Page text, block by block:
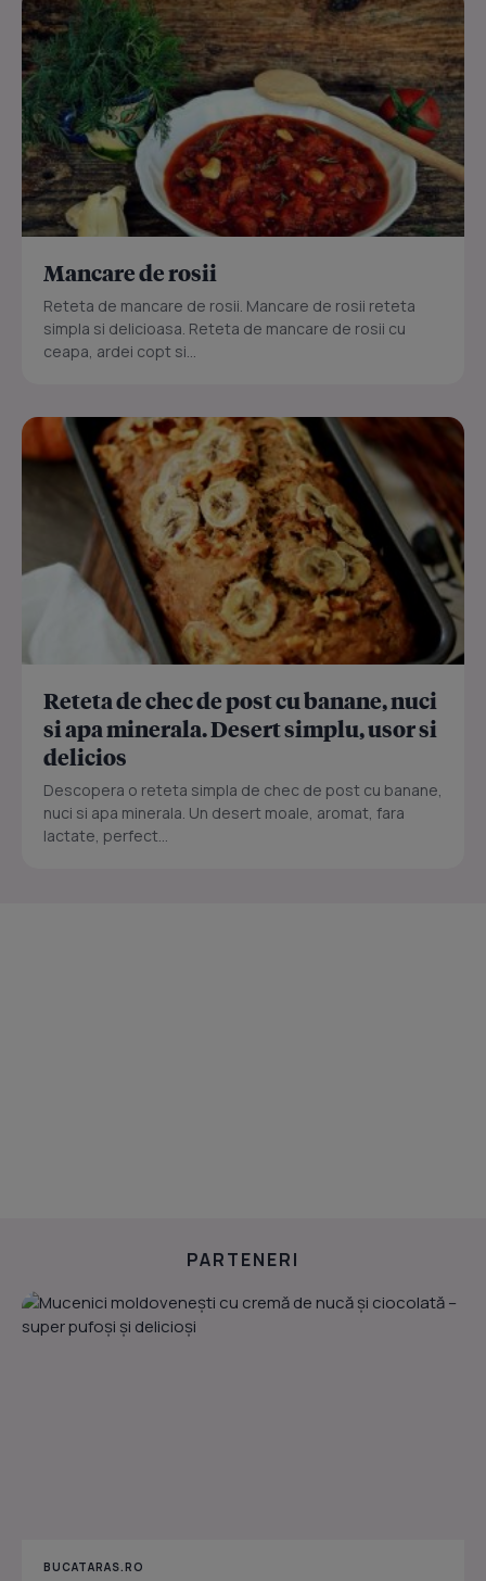
Mancare de rosii
Reteta de mancare de rosii. Mancare de rosii reteta
simpla si delicioasa. Reteta de mancare de rosii cu
ceapa, ardei copt si...
Reteta de chec de post cu banane, nuci
si apa minerala. Desert simplu, usor si
delicios
Descopera o reteta simpla de chec de post cu banane,
nuci si apa minerala. Un desert moale, aromat, fara
lactate, perfect...
PARTENERI
BUCATARAS.RO